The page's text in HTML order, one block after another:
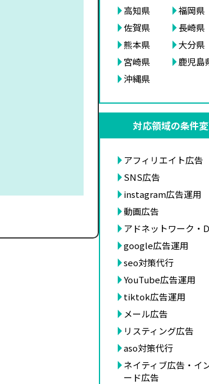
高知県
福岡県
佐賀県
長崎県
熊本県
大分県
宮崎県
鹿児島
沖縄県
対応領域の条件
アフィリエイト広告
SNS広告
instagram広告運用
動画広告
アドネットワーク・
google広告運用
seo対策代行
YouTube広告運用
tiktok広告運用
メール広告
リスティング広告
aso対策代行
ネイティブ広告・イ
ード広告